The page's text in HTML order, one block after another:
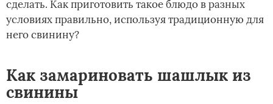
сделать. Как приготовить такое блюдо в разных
условиях правильно, используя традиционную для
него свинину?
Как замариновать шашлык из
свинины